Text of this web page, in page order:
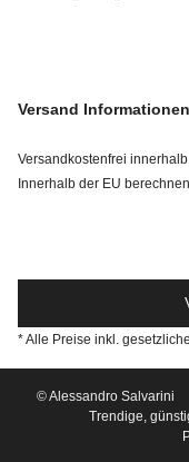
Versand Informationen
Versandkostenfrei
Innerhalb der EU
* Alle Preise inkl.
© Alessandro Salvarini
Trendige,